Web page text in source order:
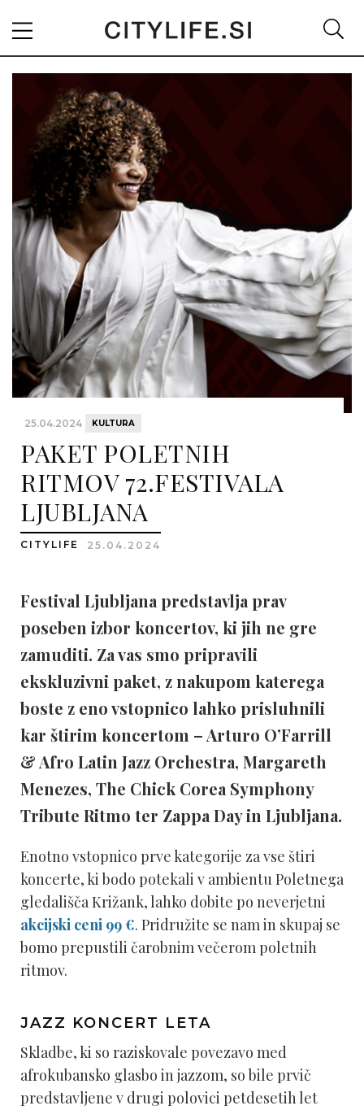
25.04.2024 KULTURA
PAKET POLETNIH
RITMOV 72.FESTIVALA
LJUBLJANA
CITYLIFE 25.04.2024
Festival Ljubljana predstavlja prav
poseben izbor koncertov, ki jih ne gre
zamuditi. Za vas smo pripravili
ekskluzivni paket, z nakupom katerega
boste z eno vstopnico lahko prisluhnili
kar štirim koncertom – Arturo O’Farrill
& Afro Latin Jazz Orchestra, Margareth
Menezes, The Chick Corea Symphony
Tribute Ritmo ter Zappa Day in Ljubljana.
Enotno vstopnico prve kategorije za vse štiri
koncerte, ki bodo potekali v ambientu Poletnega
gledališča Križank, lahko dobite po neverjetni
akcijski ceni 99 €. Pridružite se nam in skupaj se
bomo prepustili čarobnim večerom poletnih
ritmov.
JAZZ KONCERT LETA
Skladbe, ki so raziskovale povezavo med
afrokubansko glasbo in jazzom, so bile prvič
predstavljene v drugi polovici petdesetih let